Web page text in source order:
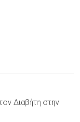
Διαβήτη στην